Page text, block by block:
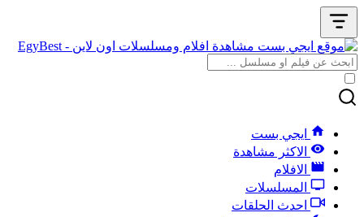
ايجي بست
الاكثر مشاهدة
الافلام
المسلسلات
احدث الحلقات